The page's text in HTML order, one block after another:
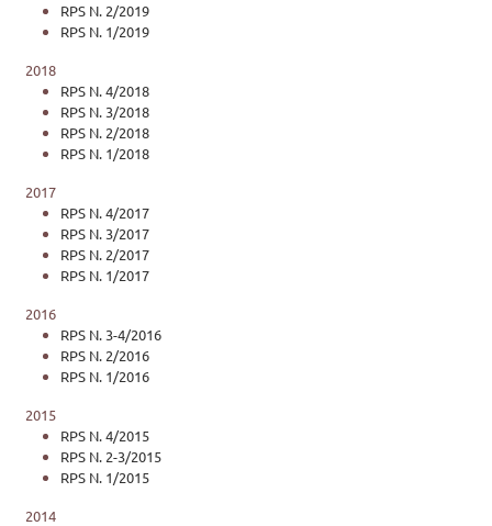
RPS N. 2/2019
RPS N. 1/2019
2018
RPS N. 4/2018
RPS N. 3/2018
RPS N. 2/2018
RPS N. 1/2018
2017
RPS N. 4/2017
RPS N. 3/2017
RPS N. 2/2017
RPS N. 1/2017
2016
RPS N. 3-4/2016
RPS N. 2/2016
RPS N. 1/2016
2015
RPS N. 4/2015
RPS N. 2-3/2015
RPS N. 1/2015
2014